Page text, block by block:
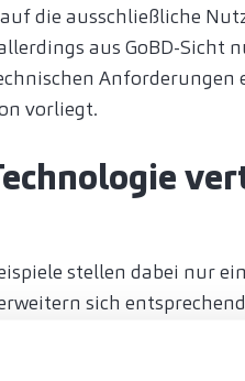
die ausschließliche
aus GoBD-
vorliegt.
stellen dabei nur
sich
digitalen Lösung wie